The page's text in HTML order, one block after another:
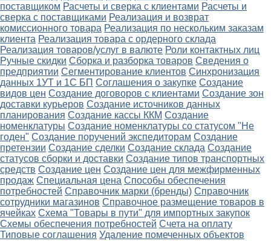
поставщиком Расчеты и сверка с клиентами Расчеты и
сверка с поставщиками Реализация и возврат
комиссионного товара Реализация по нескольким заказам
клиента Реализация товара с ордерного склада
Реализация товаров/услуг в валюте Роли контактных лиц
Ручные скидки Сборка и разборка товаров Сведения о
предприятии Сегментирование клиентов Синхронизация
данных 1УТ и 1С БП Соглашения о закупке Создание
видов цен Создание договоров с клиентами Создание зон
доставки курьеров Создание источников данных
планирования Создание кассы ККМ Создание
номенклатуры Создание номенклатуры со статусом "Не
годен" Создание поручений экспедиторам Создание
претензии Создание сделки Создание склада Создание
статусов сборки и доставки Создание типов транспортных
средств Создание цен Создание цен для межфирменных
продаж Специальная цена Способы обеспечения
потребностей Справочник марки (бренды) Справочник
сотрудники магазинов Справочное размещение товаров в
ячейках Схема "Товары в пути" для импортных закупок
Схемы обеспечения потребностей Счета на оплату
Типовые соглашения Удаление помеченных объектов